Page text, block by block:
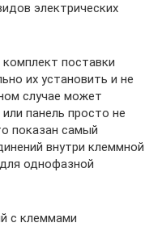
электрических
поставки
их установить и не
случае может
панель просто не
показан самый
внутри клеммной
однофазной
с клеммами